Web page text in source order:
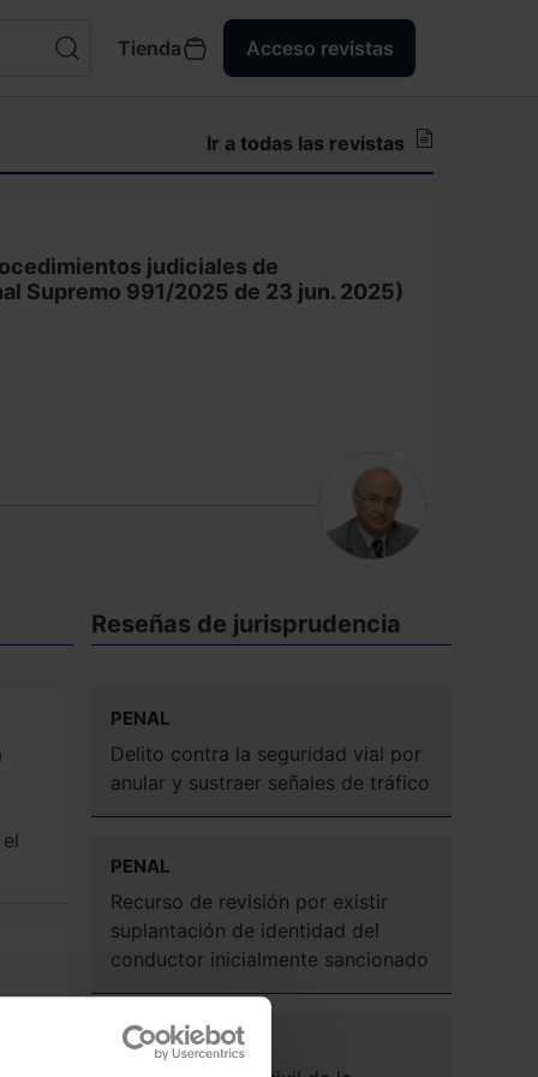
Tienda Acceso revistas
Ir a todas las revistas
judiciales de
Supremo 991/2025 de 23 jun. 2025)
Reseñas de jurisprudencia
PENAL
Delito contra la seguridad vial por
anular y sustraer señales de tráfico
PENAL
Recurso de revisión por existir
suplantación de identidad del
conductor inicialmente sancionado
PENAL